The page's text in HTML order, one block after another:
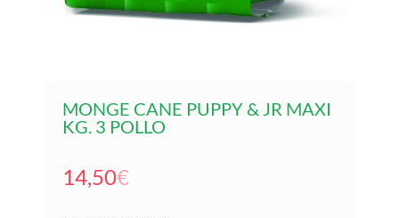
MONGE CANE PUPPY & JR MAXI
KG. 3 POLLO
14,50€